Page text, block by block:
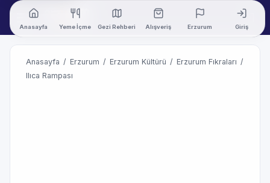
Anasayfa Yeme İçme Gezi Rehberi Alışveriş Erzurum Giriş
Anasayfa / Erzurum / Erzurum Kültürü / Erzurum Fıkraları /
Ilıca Rampası